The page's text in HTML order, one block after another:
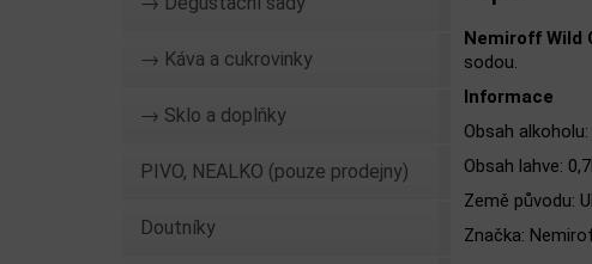
→ Káva a cukrovinky
→ Sklo a doplňky
PIVO, NEALKO (pouze prodejny)
Doutníky
Nemiroff Wild
sodou.
Informace
Obsah alkoholu:
Obsah lahve: 0,7l
Země původu:
Značka: